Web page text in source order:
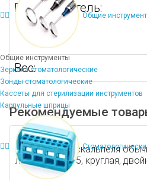
Общие
Общие инструменты
Зеркала стоматологические
Зонды стоматологические
Кассеты для стерилизации инструментов
Карпульные шприцы
Производитель:
Вес:
Рекомендуемые
Рукоятка для скальпеля
лезвий №10-15, круглая,